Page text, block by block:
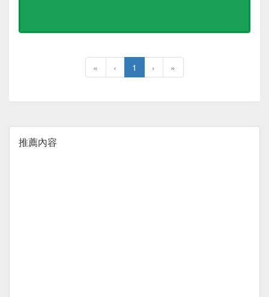
« ‹ 1 › »
推薦內容